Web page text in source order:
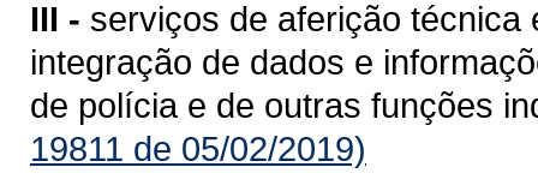
III - serviços de aferição técnica
integração de dados e
de polícia e de outras funções
19811 de 05/02/2019)